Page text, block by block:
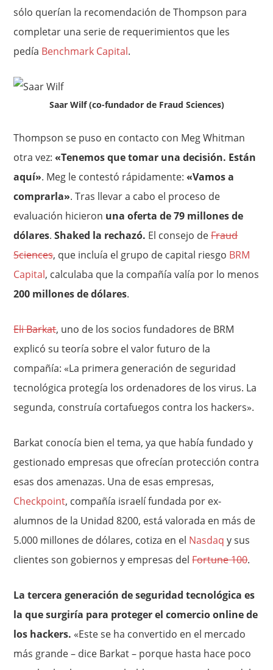
sólo querían la recomendación de Thompson para
completar una serie de requerimientos que les
pedía Benchmark Capital.
Saar Wilf (co-fundador de Fraud Sciences)
Thompson se puso en contacto con Meg Whitman
otra vez:«Tenemos que tomar una decisión. Están
aquí». Meg le contestó rápidamente:«Vamos a
comprarla». Tras llevar a cabo el proceso de
evaluación hicieron una oferta de 79 millones de
dólares.Shaked la rechazó. El consejo deFraud
Sciences, que incluía el grupo de capital riesgo BRM
Capital, calculaba que la compañía valía por lo menos
200 millones de dólares.
Eli Barkat, uno de los socios fundadores de BRM
explicó su teoría sobre el valor futuro de la
compañía: «La primera generación de seguridad
tecnológica protegía los ordenadores de los virus. La
segunda, construía cortafuegos contra los hackers».
Barkat conocía bien el tema, ya que había fundado y
gestionado empresas que ofrecían protección contra
esas dos amenazas. Una de esas empresas,
Checkpoint, compañía israelí fundada por ex-
alumnos de la Unidad 8200, está valorada en más de
5.000 millones de dólares, cotiza en el Nasdaq y sus
clientes son gobiernos y empresas delFortune 100.
La tercera generación de seguridad tecnológica es
la que surgiría para proteger el comercio online de
los hackers. «Este se ha convertido en el mercado
más grande – dice Barkat – porque hasta hace poco